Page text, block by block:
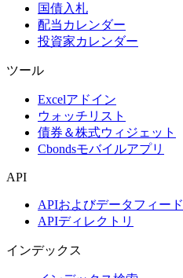
国債入札
配当カレンダー
投資家カレンダー
ツール
Excelアドイン
ウォッチリスト
債券＆株式ウィジェット
Cbondsモバイルアプリ
API
APIおよびデータフィード
APIディレクトリ
インデックス